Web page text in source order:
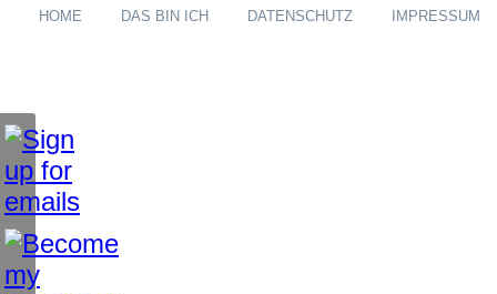
HOME DAS BIN ICH DATENSCHUTZ IMPRESSUM